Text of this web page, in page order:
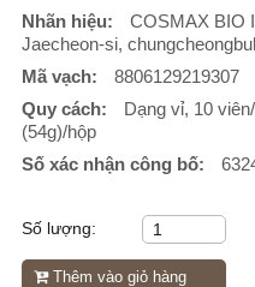
Nhãn hiệu:
COSMAX BIO
Jaecheon-si,
Mã vạch:
8806129219307
Quy cách:
Dạng vỉ, 10
(54g)/hộp
Số xác nhận công bố:
Số lượng:
Thêm vào giỏ hàng